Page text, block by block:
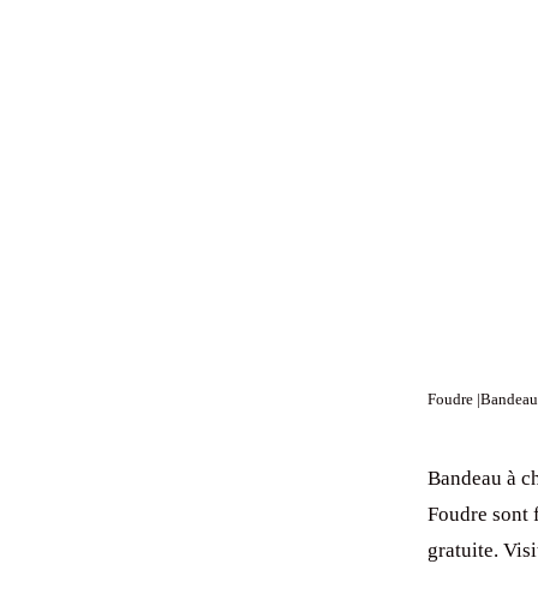
Bandeau à
Foudre sont
gratuite.